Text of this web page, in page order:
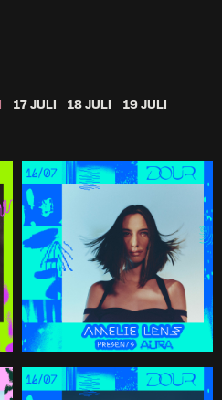
17 JULI 18 JULI 19 JULI